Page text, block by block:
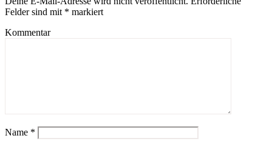
Felder sind mit * markiert
Kommentar
Name *